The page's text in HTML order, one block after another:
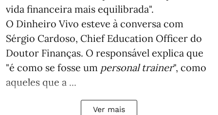
vida financeira mais equilibrada".
O Dinheiro Vivo esteve à conversa com
Sérgio Cardoso, Chief Education Officer do
Doutor Finanças. O responsável explica que
"é como se fosse um personal trainer", como
aqueles que a ...
Ver mais